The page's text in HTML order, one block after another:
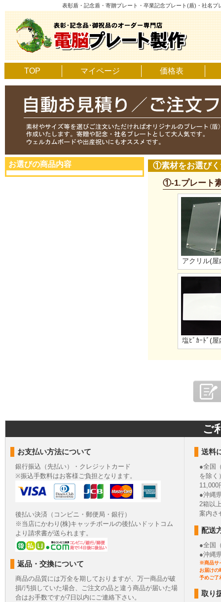
表彰盾・記念盾・寄贈プレート・卒業記念プレート(盾)・社名
TOP マイページ 価格表
①素材をお選びく
①-1.プレート
アクリル(屋
塩ﾋﾞｶｰﾄﾞ(屋
お選びの商品内容
ご
お支払い方法について
銀行振込（先払い）・クレジットカード
※振込手数料はお客様ご負担となります。
後払い決済（コンビニ・郵便局・銀行）
※当店にかわり(株)キャッチボールの後払いドットコム
より請求書が送られます。
返品・交換について
商品の品質には万全を期しておりますが、万一商品が破
損/汚損していた場合、ご注文の品と違う商品が届いた場
合はお手数ですが7日以内にご連絡下さい。
送料
●全国
を除く
11,000
●沖縄
2箱以
案内さ
配送
●全国
●沖縄
※商品サ
お届けの
予めご了
取り